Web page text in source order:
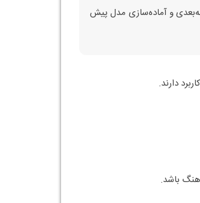
و آماده‌سازی مدل پیش
باشد.